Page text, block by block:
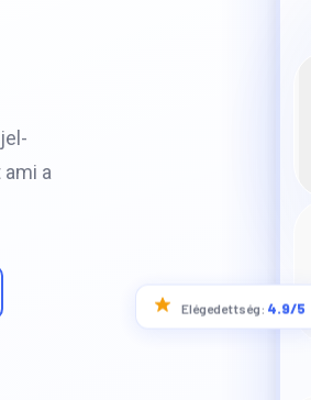
a
Elégedettség: 4.9/5